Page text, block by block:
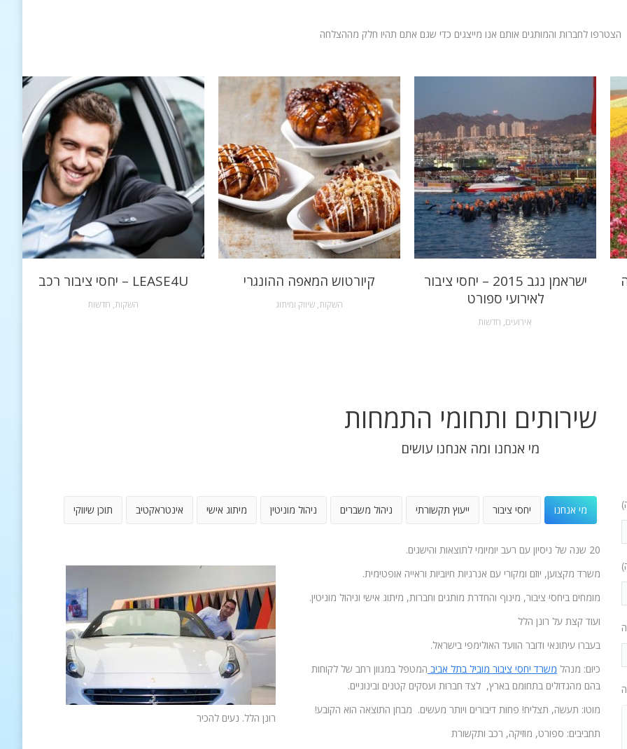
הצטרפו לחברות והמותגים אותם אנו מייצגים כדי שגם אתם תהיו חלק מההצלחה
LEASE4U – יחסי ציבור רכב
השקות, חדשות
קיורטוש המאפה ההונגרי
השקות,שיווק ומיתוג
ישראמן נגב 2015 – יחסי ציבור
לאירועי ספורט
אירועים, חדשות
שירותים ותחומי התמחות
מי אנחנו ומה אנחנו עושים
מי אנחנו יחסי ציבור ייעוץ תקשורתי ניהול משברים ניהול מוניטין מיתוג אישי אינטראקטיב תוכן שיווקי
20 שנה של ניסיון עם רעב יומיומי לתוצאות והישגים.
רונן הלל. נעים להכיר
משרד מקצוען, יוזם ומקורי עם אנרגיות חיוביות וראייה אופטימית.
מומחים ביחסי ציבור, מינוף והחדרת מותגים וחברות, מיתוג אישי וניהול מוניטין.
ועוד קצת על רונן הלל
בעברו עיתונאי ודובר הוועד האולימפי בישראל.
כיום: מנהל משרד יחסי ציבור מוביל בתל אביב המטפל במגוון רחב של לקוחות
בהם מהגדולים בתחומם בארץ, לצד חברות ועסקים קטנים ובינוניים.
מוטו: תעשה, תצליח! פחות דיבורים ויותר מעשים. מבחן התוצאה הוא הקובע!
תחביבים: ספורט, מוזיקה, רכב ותקשורת